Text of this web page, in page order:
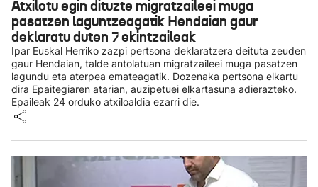
Atxilotu egin dituzte migratzaileei muga
pasatzen laguntzeagatik Hendaian gaur
deklaratu duten 7 ekintzaileak
Ipar Euskal Herriko zazpi pertsona deklaratzera deituta zeuden
gaur Hendaian, talde antolatuan migratzaileei muga pasatzen
lagundu eta aterpea emateagatik. Dozenaka pertsona elkartu
dira Epaitegiaren atarian, auzipetuei elkartasuna adierazteko.
Epaileak 24 orduko atxiloaldia ezarri die.